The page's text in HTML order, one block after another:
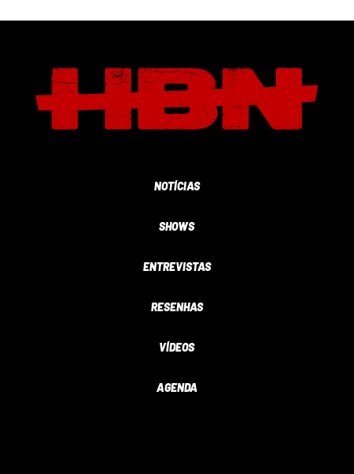
NOTÍCIAS
SHOWS
ENTREVISTAS
RESENHAS
VÍDEOS
AGENDA